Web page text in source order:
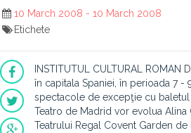
10 March 2008 - 10 March 2008
Etichete
INSTITUTUL CULTURAL ROMAN
în capitala Spaniei, în perioada 7 -
spectacole de excepţie cu baletul
Teatro de Madrid vor evolua
Teatrului Regal Covent Garden